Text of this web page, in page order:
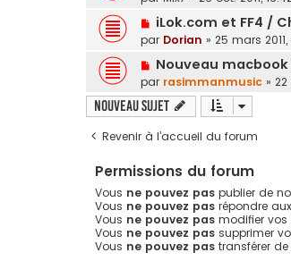
iLok.com et FF4 /
par Dorian » 25 mars 2011,
Nouveau
par rasimmanmusic » 22
Nouveau sujet
Revenir à l’accueil du forum
Permissions du forum
Vous ne pouvez pas publier de
Vous ne pouvez pas répondre
Vous ne pouvez pas modifier
Vous ne pouvez pas supprimer
Vous ne pouvez pas transférer